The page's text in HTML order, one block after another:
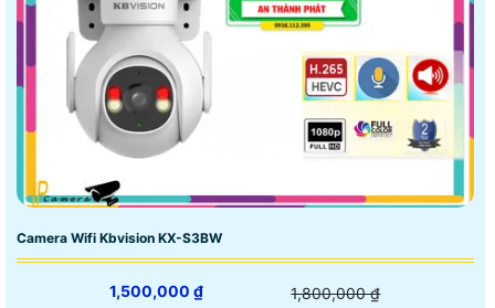
Camera Wifi Kbvision KX-S3BW
1,500,000 ₫ 1,800,000 ₫